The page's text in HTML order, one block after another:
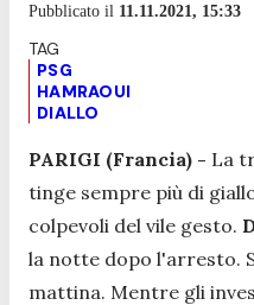
Pubblicato il 11.11.2021, 15:33
PSG
HAMRAOUI
DIALLO
PARIGI (Francia) - La
tinge sempre più di
colpevoli del vile gesto.
la notte dopo l'arresto.
mattina. Mentre gli